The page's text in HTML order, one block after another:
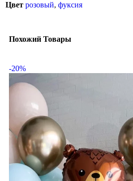
Цвет розовый, фуксия
Похожий Товары
-20%